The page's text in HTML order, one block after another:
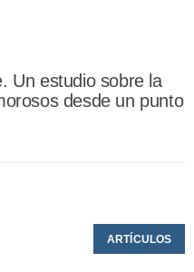
Un estudio sobre la
desde un punto
ARTÍCULOS